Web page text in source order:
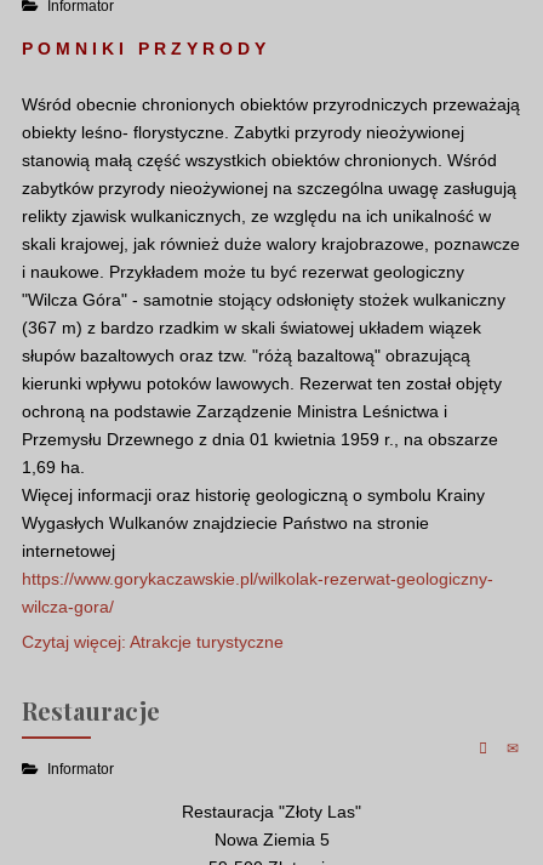
Informator
P O M N I K I P R Z Y R O D Y
Wśród obecnie chronionych obiektów przyrodniczych przeważają
obiekty leśno- florystyczne. Zabytki przyrody nieożywionej
stanowią małą część wszystkich obiektów chronionych. Wśród
zabytków przyrody nieożywionej na szczególna uwagę zasługują
relikty zjawisk wulkanicznych, ze względu na ich unikalność w
skali krajowej, jak również duże walory krajobrazowe, poznawcze
i naukowe. Przykładem może tu być rezerwat geologiczny
"Wilcza Góra" - samotnie stojący odsłonięty stożek wulkaniczny
(367 m) z bardzo rzadkim w skali światowej układem wiązek
słupów bazaltowych oraz tzw. "różą bazaltową" obrazującą
kierunki wpływu potoków lawowych. Rezerwat ten został objęty
ochroną na podstawie Zarządzenie Ministra Leśnictwa i
Przemysłu Drzewnego z dnia 01 kwietnia 1959 r., na obszarze
1,69 ha.
Więcej informacji oraz historię geologiczną o symbolu Krainy
Wygasłych Wulkanów znajdziecie Państwo na stronie
internetowej
https://www.gorykaczawskie.pl/wilkolak-rezerwat-geologiczny-
wilcza-gora/
Czytaj więcej: Atrakcje turystyczne
Restauracje
Informator
Restauracja "Złoty Las"
Nowa Ziemia 5